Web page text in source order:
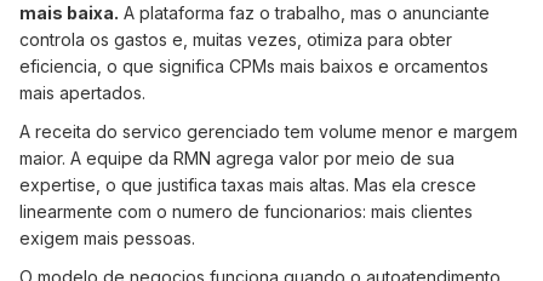
mais baixa. A plataforma faz o trabalho, mas o anunciante
controla os gastos e, muitas vezes, otimiza para obter
eficiencia, o que significa CPMs mais baixos e orcamentos
mais apertados.
A receita do servico gerenciado tem volume menor e margem
maior. A equipe da RMN agrega valor por meio de sua
expertise, o que justifica taxas mais altas. Mas ela cresce
linearmente com o numero de funcionarios: mais clientes
exigem mais pessoas.
O modelo de negocios funciona quando o autoatendimento